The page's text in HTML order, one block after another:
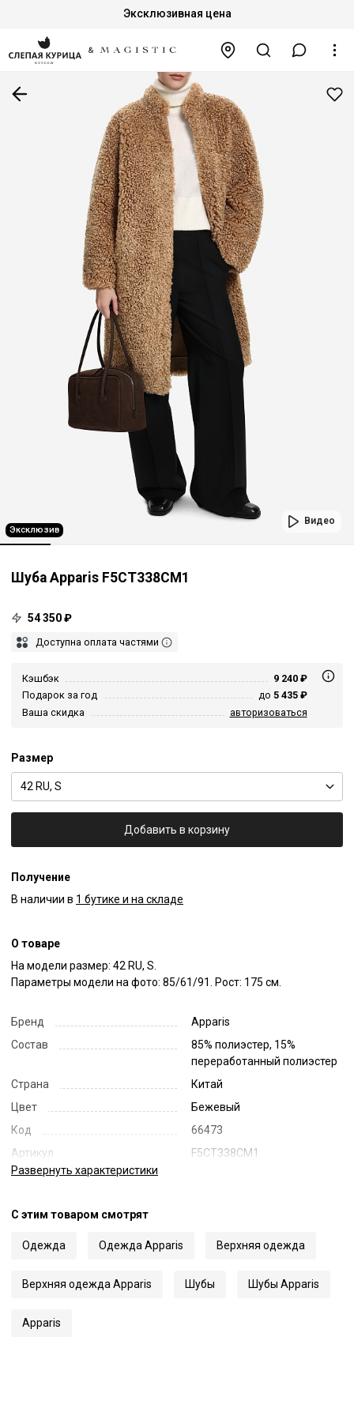
Эксклюзивная цена
Эксклюзив
Видео
Шуба Apparis F5CT338CM1
54 350 ₽
Доступна оплата частями
Кэшбэк
9 240 ₽
Подарок за год
до 5 435 ₽
Ваша скидка
авторизоваться
Размер
42 RU, S
Добавить в корзину
Получение
В наличии в 1 бутике и на складе
О товаре
На модели размер: 42 RU, S.
Параметры модели на фото: 85/61/91. Рост: 175 см.
Бренд
Apparis
Состав
85% полиэстер, 15%
переработанный полиэстер
Страна
Китай
Цвет
Бежевый
Код
66473
Артикул
F5CT338CM1
Развернуть характеристики
С этим товаром смотрят
Одежда Одежда Apparis Верхняя одежда
Верхняя одежда Apparis Шубы Шубы Apparis
Apparis